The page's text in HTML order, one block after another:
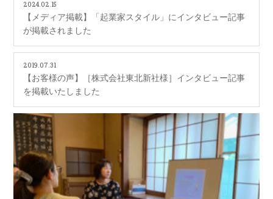
2024.02.15
【メディア掲載】「起業家スタイル」にインタビュー記事
が掲載されました
2019.07.31
【お客様の声】［株式会社東北新社様］インタビュー記事
を掲載いたしました